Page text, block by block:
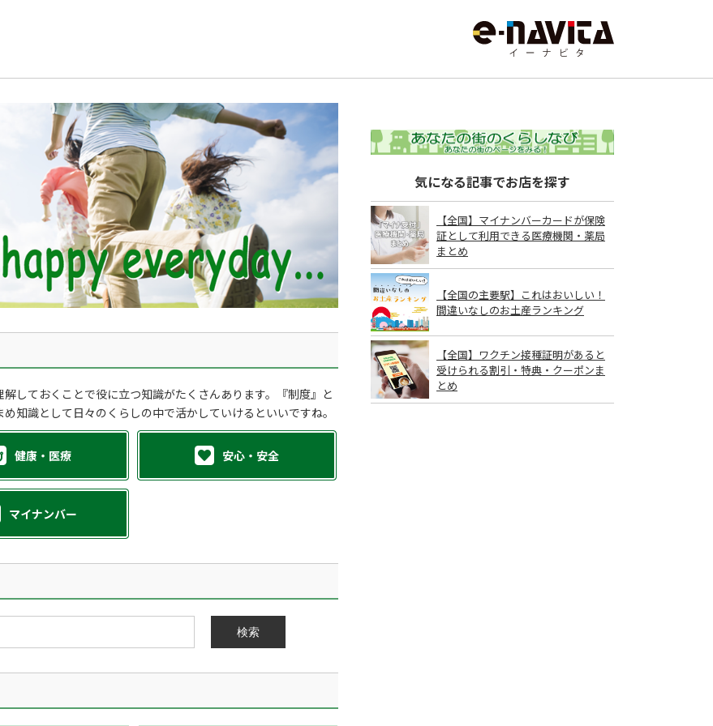
しておくことで役に立つ知識がたくさんあります。『制度』と
知識として日々のくらしの中で活かしていけるといいですね。
健康・医療 安心・安全
マイナンバー
検索
気になる記事でお店を探す
【全国】マイナンバーカードが保険
証として利用できる医療機関・薬局
まとめ
【全国の主要駅】これはおいしい！
間違いなしのお土産ランキング
【全国】ワクチン接種証明があると
受けられる割引・特典・クーポンま
とめ